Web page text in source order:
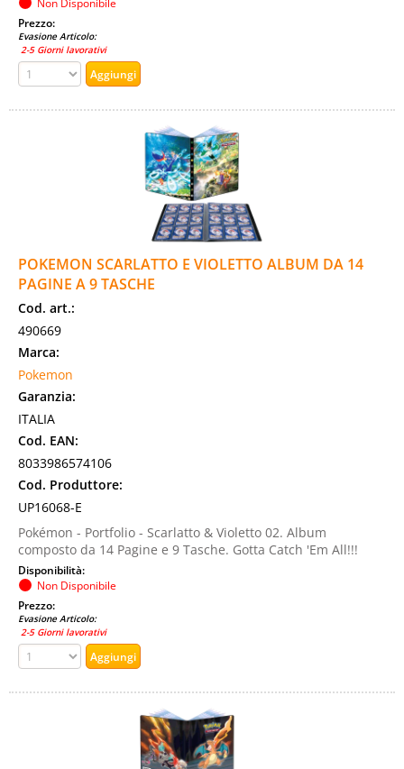
Prezzo:
Evasione Articolo:
2-5 Giorni lavorativi
POKEMON SCARLATTO E VIOLETTO ALBUM DA 14
PAGINE A 9 TASCHE
Cod. art.:
490669
Marca:
Pokemon
Garanzia:
ITALIA
Cod. EAN:
8033986574106
Cod. Produttore:
UP16068-E
Pokémon - Portfolio - Scarlatto & Violetto 02. Album
composto da 14 Pagine e 9 Tasche. Gotta Catch 'Em All!!!
Disponibilità:
Non Disponibile
Prezzo:
Evasione Articolo:
2-5 Giorni lavorativi